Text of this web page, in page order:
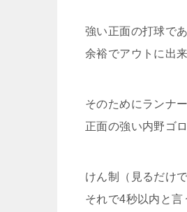
強い正面の打球で
余裕でアウトに出
そのためにランナ
正面の強い内野ゴ
けん制（見るだけ
それで4秒以内と言